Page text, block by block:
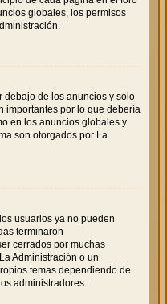
globales, los permisos
debajo de los anuncios y solo
importantes por lo que debería
en los anuncios globales y
son otorgados por La
usuarios ya no pueden
terminaron
cerrados por muchas
Administración o un
temas dependiendo de
administradores.